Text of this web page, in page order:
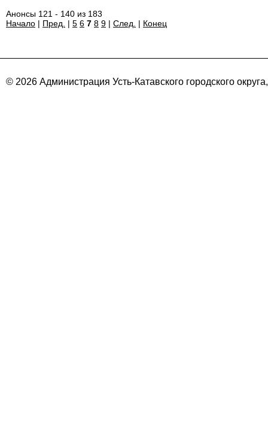
Анонсы 121 - 140 из 183
Начало | Пред. | 5 6 7 8 9 | След. | Конец
© 2026 Администрация Усть-Катавского городского